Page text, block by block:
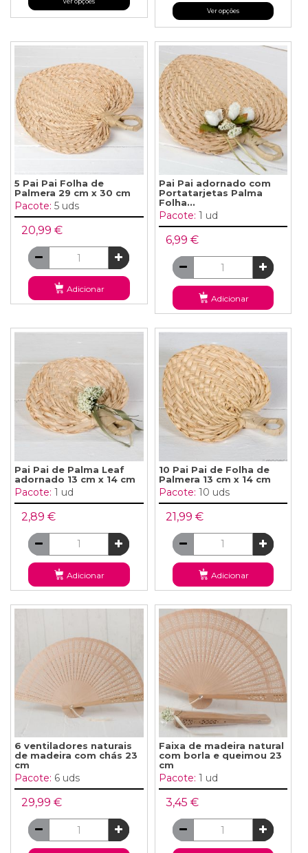
Ver opções
5 Pai Pai Folha de
Palmera 29 cm x 30 cm
Pacote: 5 uds
20,99 €
Adicionar
Pai Pai adornado com
Portatarjetas Palma
Folha...
Pacote: 1 ud
6,99 €
Adicionar
Pai Pai de Palma Leaf
adornado 13 cm x 14 cm
Pacote: 1 ud
2,89 €
Adicionar
10 Pai Pai de Folha de
Palmera 13 cm x 14 cm
Pacote: 10 uds
21,99 €
Adicionar
6 ventiladores naturais
de madeira com chás 23
cm
Pacote: 6 uds
29,99 €
Faixa de madeira natural
com borla e queimou 23
cm
Pacote: 1 ud
3,45 €